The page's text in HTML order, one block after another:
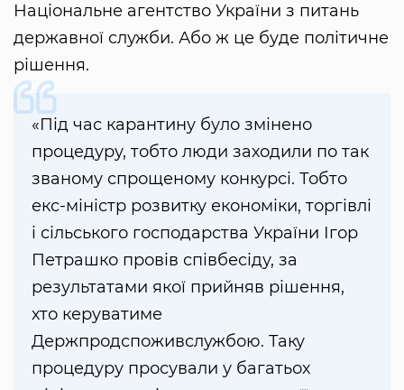
Національне агентство України з питань
державної служби. Або ж це буде політичне
рішення.
«Під час карантину було змінено
процедуру, тобто люди заходили по так
званому спрощеному конкурсі. Тобто
екс-міністр розвитку економіки, торгівлі
і сільського господарства України Ігор
Петрашко провів співбесіду, за
результатами якої прийняв рішення,
хто керуватиме
Держпродспоживслужбою. Таку
процедуру просували у багатьох